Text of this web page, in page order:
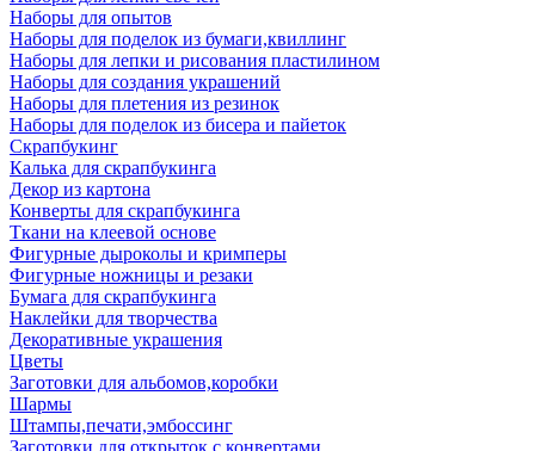
Наборы для опытов
Наборы для поделок из бумаги,квиллинг
Наборы для лепки и рисования пластилином
Наборы для создания украшений
Наборы для плетения из резинок
Наборы для поделок из бисера и пайеток
Скрапбукинг
Калька для скрапбукинга
Декор из картона
Конверты для скрапбукинга
Ткани на клеевой основе
Фигурные дыроколы и кримперы
Фигурные ножницы и резаки
Бумага для скрапбукинга
Наклейки для творчества
Декоративные украшения
Цветы
Заготовки для альбомов,коробки
Шармы
Штампы,печати,эмбоссинг
Заготовки для открыток с конвертами